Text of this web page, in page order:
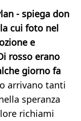
- spiega don
cui foto nel
e
rosso erano
giorno fa
arrivano tanti
speranza
richiami